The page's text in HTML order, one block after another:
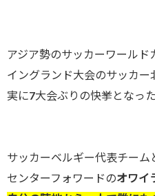
アジア勢のサッカーワールド
イングランド大会のサッカー
実に7大会ぶりの快挙となった
サッカーベルギー代表チーム
センターフォワードのオワイ